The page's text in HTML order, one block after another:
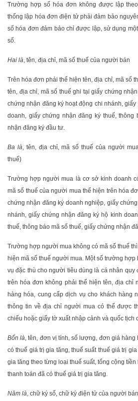
Trường hợp số hóa đơn không được lập
thống lập hóa đơn điện tử phải đảm bảo
số hóa đơn đảm bảo chỉ được lập, sử dụng
số.
Hai là, tên, địa chỉ, mã số thuế của người bán
Trên hóa đơn phải thể hiện tên, địa chỉ, mã số
tên, địa chỉ, mã số thuế ghi tại giấy chứng
chứng nhận đăng ký hoạt động chi nhánh,
doanh, giấy chứng nhận đăng ký thuế, thông
nhận đăng ký đầu tư.
Ba là, tên, địa chỉ, mã số thuế của người
thuế)
Trường hợp người mua là cơ sở kinh doanh
mã số thuế của người mua thể hiện trên hóa
chứng nhận đăng ký doanh nghiệp, giấy
nhánh, giấy chứng nhận đăng ký hộ kinh
thuế, thông báo mã số thuế, giấy chứng nhận
Trường hợp người mua không có mã số thuế
hiện mã số thuế người mua. Một số trường hợp
vụ đặc thù cho người tiêu dùng là cá nhân quy
trên hóa đơn không phải thể hiện tên, địa chỉ
hàng hóa, cung cấp dịch vụ cho khách hàng
thông tin về địa chỉ người mua có thể được
chiếu hoặc giấy tờ xuất nhập cảnh và quốc
Bốn là, tên, đơn vị tính, số lượng, đơn giá hàng
có thuế giá trị gia tăng, thuế suất thuế giá trị
gia tăng theo từng loại thuế suất, tổng cộng
thanh toán đã có thuế giá trị gia tăng.
Năm là, chữ ký số, chữ ký điện tử của người